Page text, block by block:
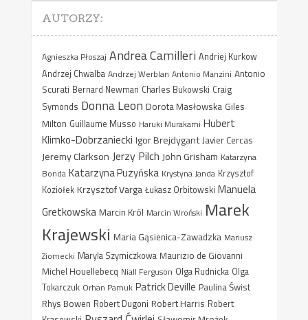
AUTORZY:
Agnieszka Płoszaj Andrea Camilleri Andriej Kurkow
Andrzej Chwalba Andrzej Werblan Antonio Manzini Antonio
Scurati Bernard Newman Charles Bukowski Craig
Symonds Donna Leon Dorota Masłowska Giles
Milton Guillaume Musso Haruki Murakami Hubert
Klimko-Dobrzaniecki Igor Brejdygant Javier Cercas
Jeremy Clarkson Jerzy Pilch John Grisham Katarzyna
Bonda Katarzyna Puzyńska Krystyna Janda Krzysztof
Koziołek Krzysztof Varga Łukasz Orbitowski Manuela
Gretkowska Marcin Król Marcin Wroński Marek
Krajewski Maria Gąsienica-Zawadzka Mariusz
Ziomecki Maryla Szymiczkowa Maurizio de Giovanni
Michel Houellebecq Niall Ferguson Olga Rudnicka Olga
Tokarczuk Orhan Pamuk Patrick Deville Paulina Świst
Rhys Bowen Robert Dugoni Robert Harris Robert